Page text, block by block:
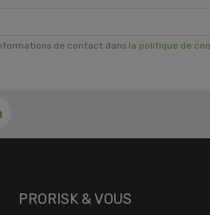
de contact dans la politique de
PRORISK & VOUS